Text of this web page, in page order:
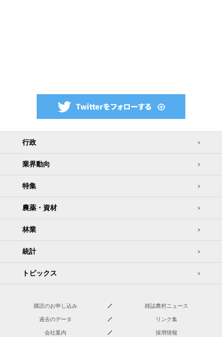
行政
業界動向
特集
農薬・資材
林業
統計
トピックス
購読のお申し込み 雑誌農村ニュース
過去のデータ リンク集
会社案内 採用情報